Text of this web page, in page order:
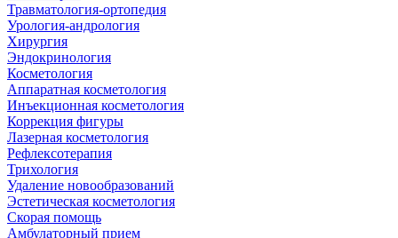
Травматология-ортопедия
Урология-андрология
Хирургия
Эндокринология
Косметология
Аппаратная косметология
Инъекционная косметология
Коррекция фигуры
Лазерная косметология
Рефлексотерапия
Трихология
Удаление новообразований
Эстетическая косметология
Скорая помощь
Амбулаторный прием